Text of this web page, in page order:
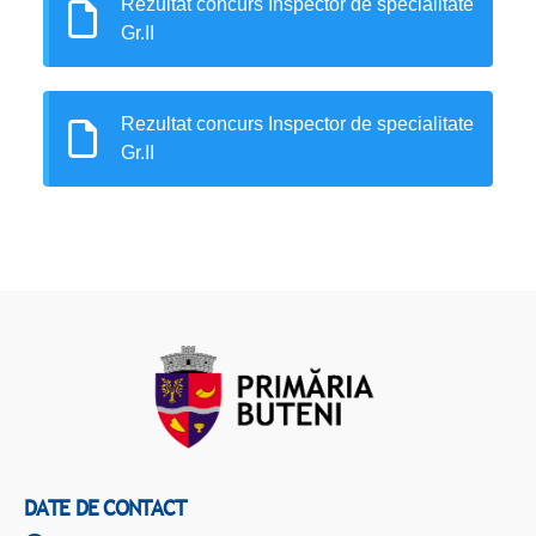
Rezultat concurs Inspector de specialitate
Gr.II
Rezultat concurs Inspector de specialitate
Gr.II
DATE DE CONTACT